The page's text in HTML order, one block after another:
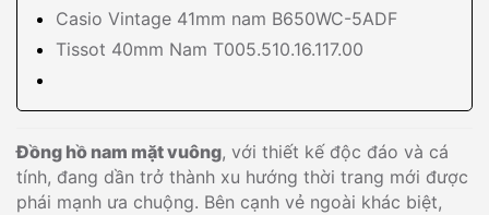
Casio Vintage 41mm nam B650WC-5ADF
Tissot 40mm Nam T005.510.16.117.00
Đồng hồ nam mặt vuông, với thiết kế độc đáo và cá
tính, đang dần trở thành xu hướng thời trang mới được
phái mạnh ưa chuộng. Bên cạnh vẻ ngoài khác biệt,